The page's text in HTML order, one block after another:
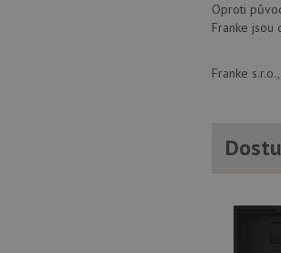
Oproti
Franke jsou
Franke
_ga_9T91YFLEPX
__Secure-YNID
test_cookie